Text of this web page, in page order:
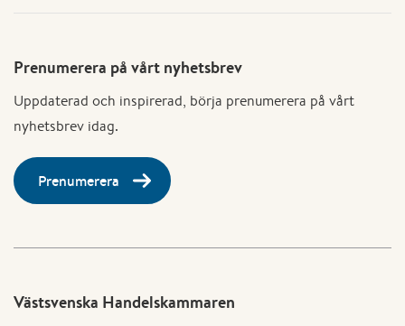
Prenumerera på vårt nyhetsbrev
Uppdaterad och inspirerad, börja prenumerera på vårt
nyhetsbrev idag.
Prenumerera
Västsvenska Handelskammaren